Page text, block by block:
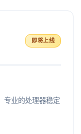
即将上线
专业的处理器稳定